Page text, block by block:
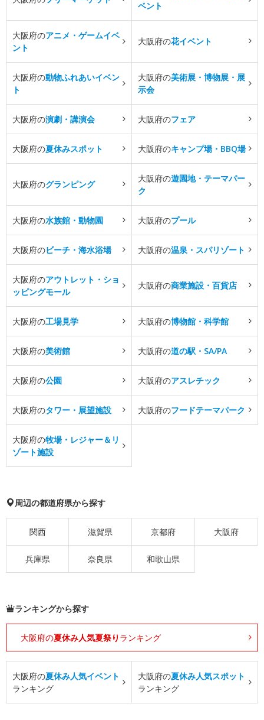
ベント
大阪府のアニメ・ゲームイベ
ント
大阪府の花イベント
大阪府の動物ふれあいイベン
ト
大阪府の美術展・博物展・展
示会
大阪府の演劇・講演会 大阪府のフェア
大阪府の夏休みスポット 大阪府のキャンプ場・BBQ場
大阪府のグランピング
大阪府の遊園地・テーマパー
ク
大阪府の水族館・動物園 大阪府のプール
大阪府のビーチ・海水浴場 大阪府の温泉・スパリゾート
大阪府のアウトレット・ショ
ッピングモール
大阪府の商業施設・百貨店
大阪府の工場見学 大阪府の博物館・科学館
大阪府の美術館 大阪府の道の駅・SA/PA
大阪府の公園 大阪府のアスレチック
大阪府のタワー・展望施設 大阪府のフードテーマパーク
大阪府の牧場・レジャー＆リ
ゾート施設
周辺の都道府県から探す
関西 滋賀県 京都府 大阪府
兵庫県 奈良県 和歌山県
ランキングから探す
大阪府の夏休み人気夏祭り ランキング
大阪府の夏休み人気イベント
ランキング
大阪府の夏休み人気スポット
ランキング